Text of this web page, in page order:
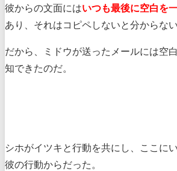
彼からの文面にはいつも最後に空白を
あり、それはコピペしないと分からない
だから、ミドウが送ったメールには空
知できたのだ。
シホがイツキと行動を共にし、ここに
彼の行動からだった。